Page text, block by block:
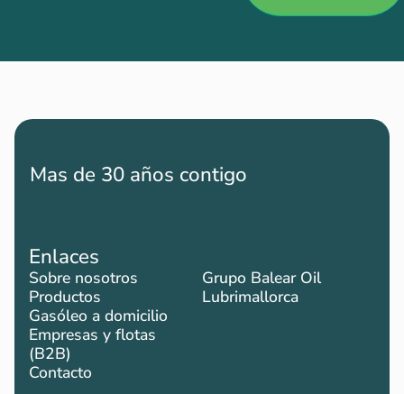
Mas de 30 años contigo
Enlaces
Sobre nosotros
Productos
Gasóleo a domicilio
Empresas y flotas
(B2B)
Contacto
Grupo Balear Oil
Lubrimallorca